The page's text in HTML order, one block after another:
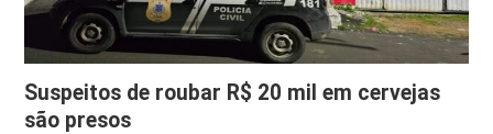
Suspeitos de roubar R$ 20 mil em cervejas
são presos